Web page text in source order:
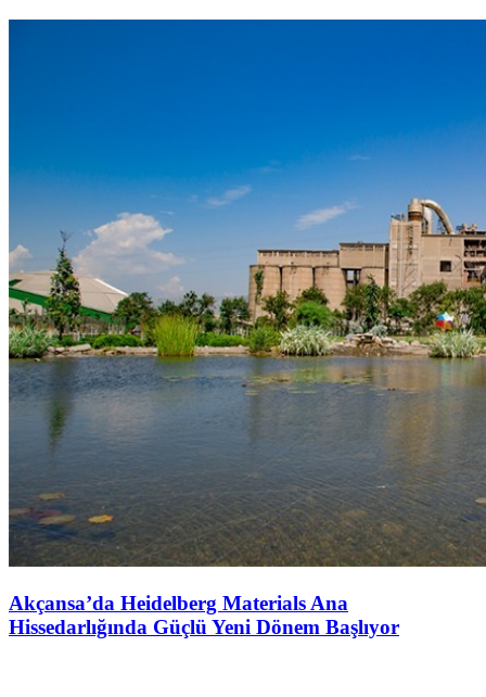
Akçansa’da Heidelberg Materials Ana
Hissedarlığında Güçlü Yeni Dönem Başlıyor